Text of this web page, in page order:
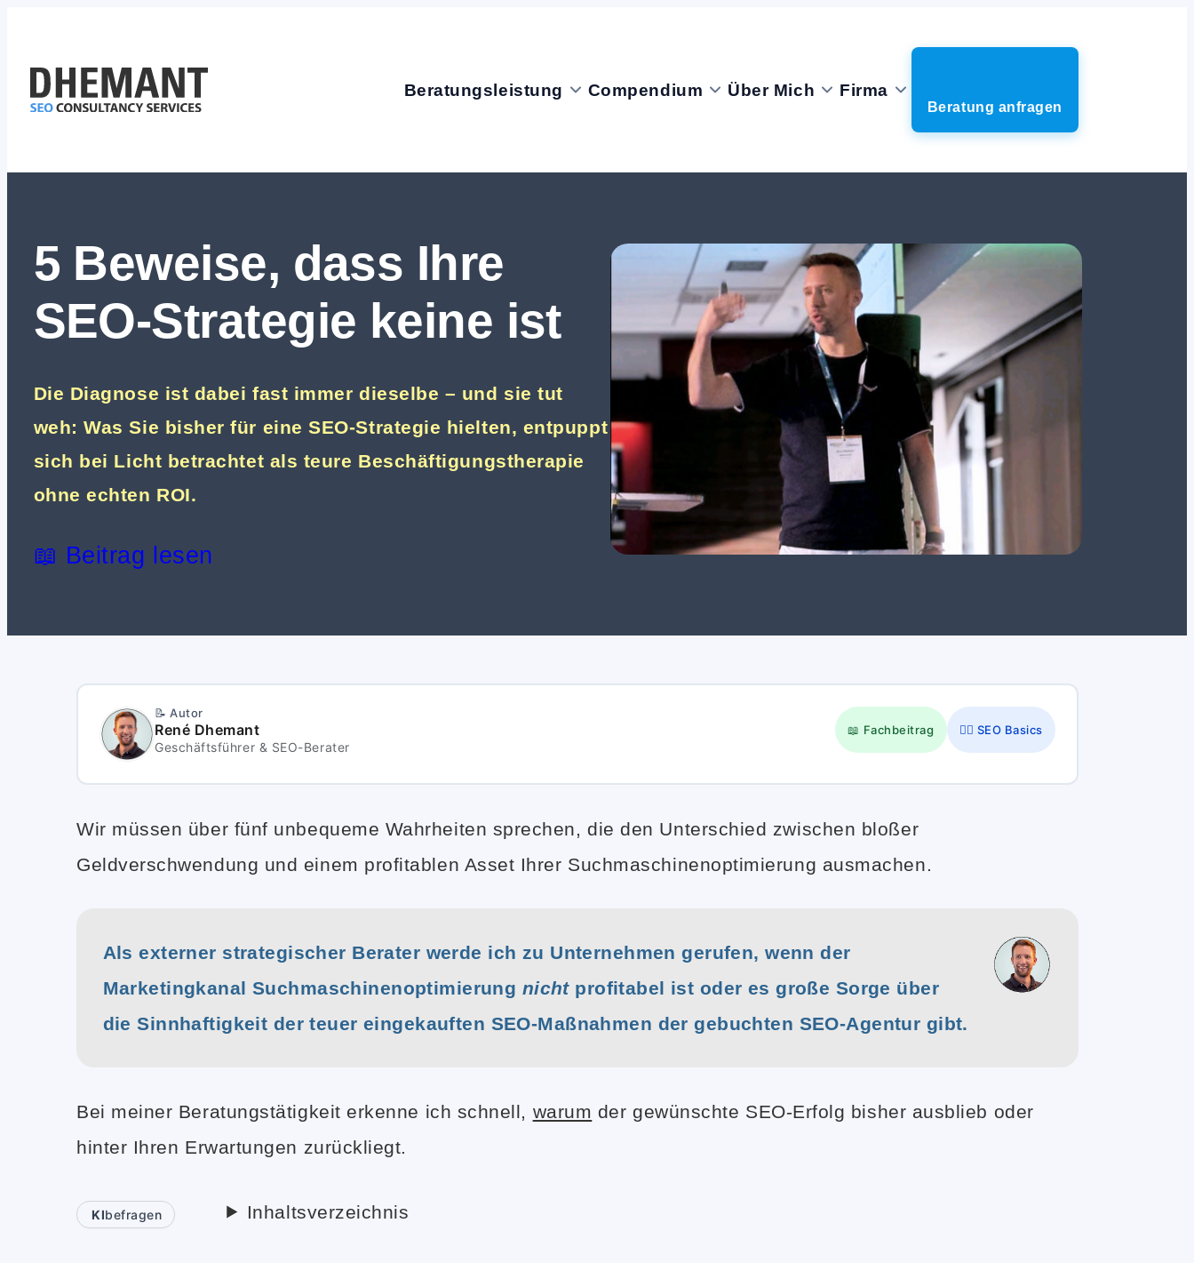
springen
Beratungsleistung Compendium Über Mich Firma
Beratung anfragen
5 Beweise, dass Ihre
SEO-Strategie keine ist
Die Diagnose ist dabei fast immer dieselbe – und sie tut
weh: Was Sie bisher für eine SEO-Strategie hielten, entpuppt
sich bei Licht betrachtet als teure Beschäftigungstherapie
ohne echten ROI.
📖 Beitrag lesen
📝 Autor
René Dhemant
Geschäftsführer & SEO-Berater
📖 Fachbeitrag 👷‍♂️ SEO Basics
Wir müssen über fünf unbequeme Wahrheiten sprechen, die den Unterschied zwischen bloßer
Geldverschwendung und einem profitablen Asset Ihrer Suchmaschinenoptimierung ausmachen.
Als externer strategischer Berater werde ich zu Unternehmen gerufen, wenn der
Marketingkanal Suchmaschinenoptimierung nichtprofitabel ist oder es große Sorge über
die Sinnhaftigkeit der teuer eingekauften SEO-Maßnahmen der gebuchten SEO-Agentur gibt.
Bei meiner Beratungstätigkeit erkenne ich schnell, warum der gewünschte SEO-Erfolg bisher ausblieb oder
hinter Ihren Erwartungen zurückliegt.
KIbefragen Inhaltsverzeichnis